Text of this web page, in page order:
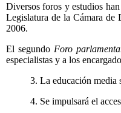
Diversos foros y estudios
Legislatura de la Cámara de
2006.
El segundo Foro
especialistas y a los
3. La educación
4. Se impulsará el